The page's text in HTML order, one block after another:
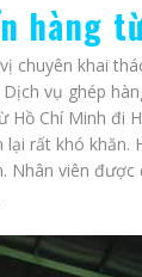
hàng
chuyên khai
vụ ghép
Hồ Chí Minh
rất khó
Nhân viên